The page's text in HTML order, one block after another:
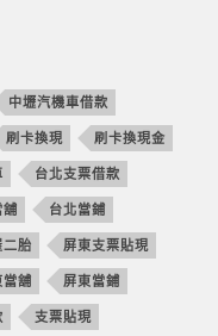
中壢汽機車借款
刷卡換現 刷卡換現金
台北支票借款
台北當鋪
二胎 屏東支票貼現
當舖 屏東當鋪
支票貼現